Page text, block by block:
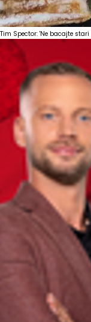
Tim Spector: 'Ne bacajte stari